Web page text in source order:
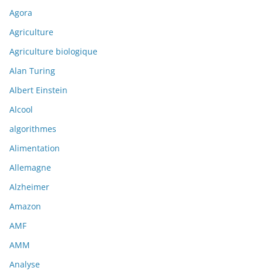
Agora
Agriculture
Agriculture biologique
Alan Turing
Albert Einstein
Alcool
algorithmes
Alimentation
Allemagne
Alzheimer
Amazon
AMF
AMM
Analyse